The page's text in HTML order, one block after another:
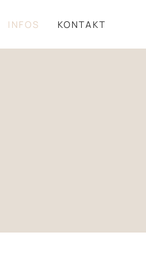
INFOS KONTAKT